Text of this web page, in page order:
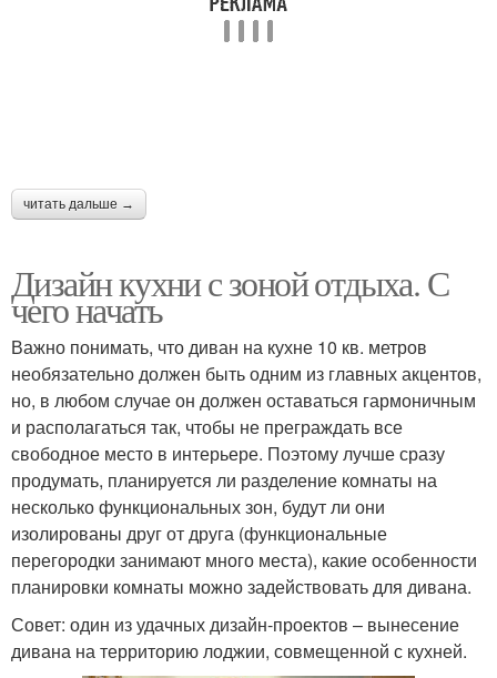
читать дальше →
Дизайн кухни с зоной отдыха. С
чего начать
Важно понимать, что диван на кухне 10 кв. метров
необязательно должен быть одним из главных акцентов,
но, в любом случае он должен оставаться гармоничным
и располагаться так, чтобы не преграждать все
свободное место в интерьере. Поэтому лучше сразу
продумать, планируется ли разделение комнаты на
несколько функциональных зон, будут ли они
изолированы друг от друга (функциональные
перегородки занимают много места), какие особенности
планировки комнаты можно задействовать для дивана.
Совет: один из удачных дизайн-проектов – вынесение
дивана на территорию лоджии, совмещенной с кухней.